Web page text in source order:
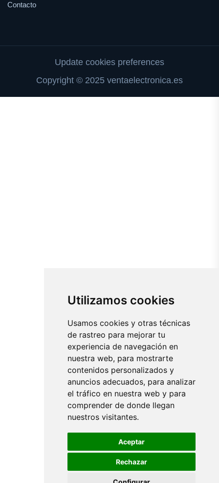
Utilizamos cookies
Usamos cookies y otras técnicas
de rastreo para mejorar tu
experiencia de navegación en
nuestra web, para mostrarte
contenidos personalizados y
anuncios adecuados, para analizar
el tráfico en nuestra web y para
comprender de donde llegan
nuestros visitantes.
Aceptar
Rechazar
Contacto
Update cookies preferences
Copyright © 2025 ventaelectronica.es